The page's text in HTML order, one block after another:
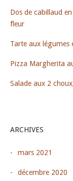
Dos de cabillaud
fleur
Tarte aux légumes
Pizza Margherita
Salade aux 2
ARCHIVES
mars 2021
décembre 2020